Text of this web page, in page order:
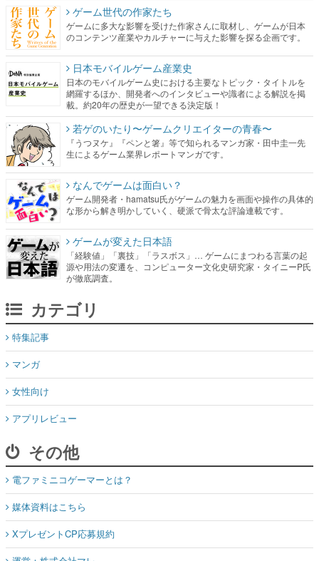
ゲーム世代の作家たち
ゲームに多大な影響を受けた作家さんに取材し、ゲームが日本
のコンテンツ産業やカルチャーに与えた影響を探る企画です。
日本モバイルゲーム産業史
日本のモバイルゲーム史における主要なトピック・タイトルを
網羅するほか、開発者へのインタビューや識者による解説を掲
載。約20年の歴史が一望できる決定版！
若ゲのいたり〜ゲームクリエイターの青春〜
『うつヌケ』『ペンと箸』等で知られるマンガ家・田中圭一先
生によるゲーム業界レポートマンガです。
なんでゲームは面白い？
ゲーム開発者・hamatsu氏がゲームの魅力を画面や操作の具体的
な形から解き明かしていく、硬派で骨太な評論連載です。
ゲームが変えた日本語
「経験値」「裏技」「ラスボス」… ゲームにまつわる言葉の起
源や用法の変遷を、コンピューター文化史研究家・タイニーP氏
が徹底調査。
カテゴリ
特集記事
マンガ
女性向け
アプリレビュー
その他
電ファミニコゲーマーとは？
媒体資料はこちら
XプレゼントCP応募規約